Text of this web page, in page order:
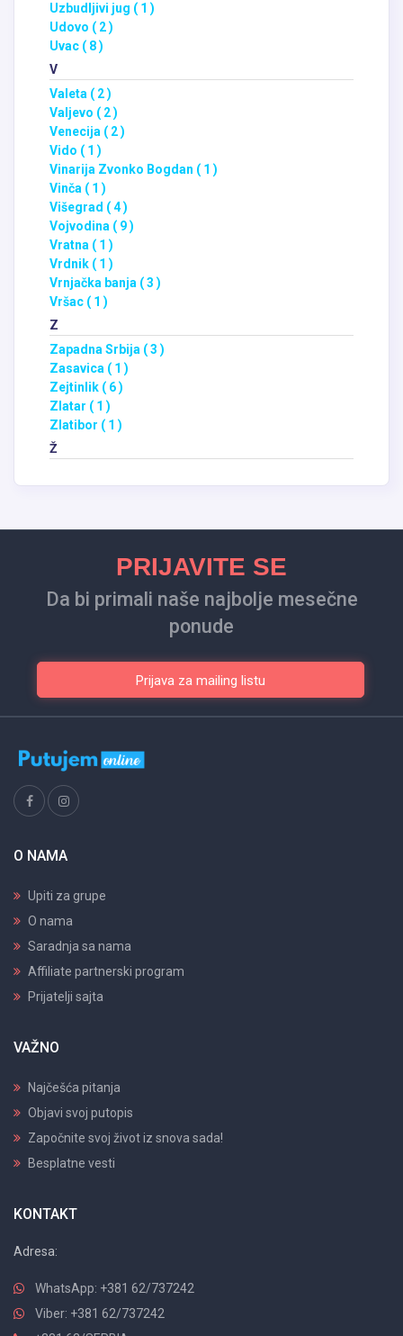
Uzbudljivi jug ( 1 )
Udovo ( 2 )
Uvac ( 8 )
V
Valeta ( 2 )
Valjevo ( 2 )
Venecija ( 2 )
Vido ( 1 )
Vinarija Zvonko Bogdan ( 1 )
Vinča ( 1 )
Višegrad ( 4 )
Vojvodina ( 9 )
Vratna ( 1 )
Vrdnik ( 1 )
Vrnjačka banja ( 3 )
Vršac ( 1 )
Z
Zapadna Srbija ( 3 )
Zasavica ( 1 )
Zejtinlik ( 6 )
Zlatar ( 1 )
Zlatibor ( 1 )
Ž
PRIJAVITE SE
Da bi primali naše najbolje mesečne
ponude
Prijava za mailing listu
O NAMA
Upiti za grupe
O nama
Saradnja sa nama
Affiliate partnerski program
Prijatelji sajta
VAŽNO
Najčešća pitanja
Objavi svoj putopis
Započnite svoj život iz snova sada!
Besplatne vesti
KONTAKT
Adresa:
WhatsApp: +381 62/737242
Viber: +381 62/737242